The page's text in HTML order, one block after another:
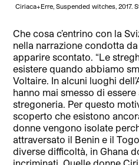
Ciriaca+Erre, Suspended witches, 2017.
Che cosa c’entrino con la
nella narrazione condotta
apparire scontato. “Le
esistere quando abbiamo
Voltaire. In alcuni luoghi
hanno mai smesso di
stregoneria. Per questo
scoperto che esistono
donne vengono isolate
attraversato il Benin e il
diverse difficoltà, in Ghana